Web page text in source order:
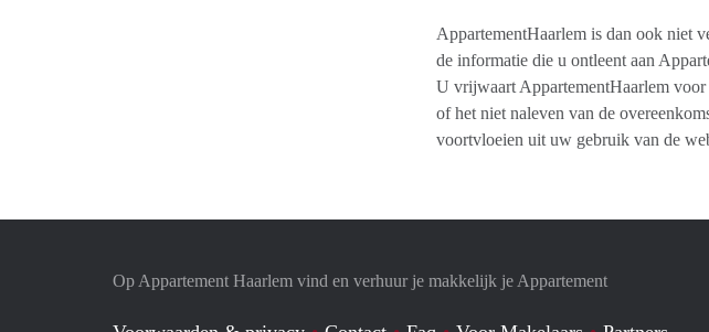
AppartementHaarlem is dan ook niet
de informatie die u ontleent aan
U vrijwaart AppartementHaarlem voor
of het niet naleven van de
voortvloeien uit uw gebruik van de
Op Appartement Haarlem vind en verhuur je makkelijk je Appartement